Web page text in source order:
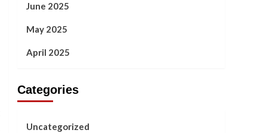
June 2025
May 2025
April 2025
Categories
Uncategorized